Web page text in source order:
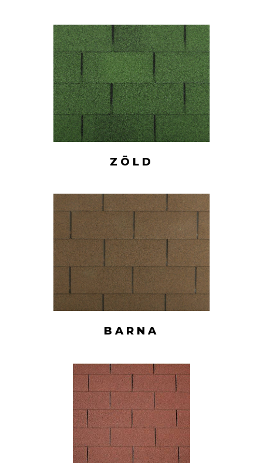
ZÖLD
BARNA